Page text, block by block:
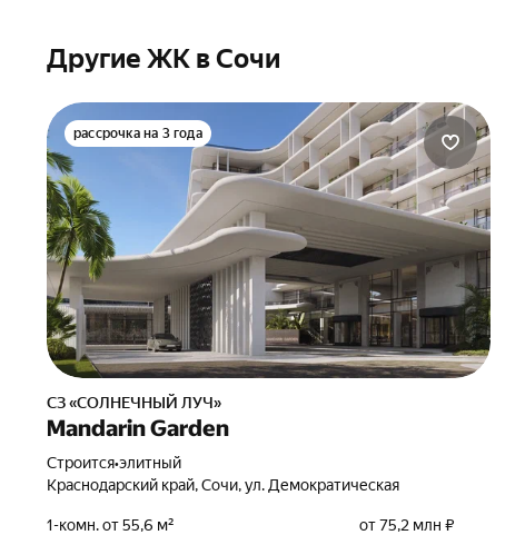
Другие ЖК в Сочи
рассрочка на 3 года
СЗ «СОЛНЕЧНЫЙ ЛУЧ»
Mandarin Garden
Строится•элитный
Краснодарский край, Сочи, ул. Демократическая
1-комн. от 55,6 м²
от 75,2 млн ₽